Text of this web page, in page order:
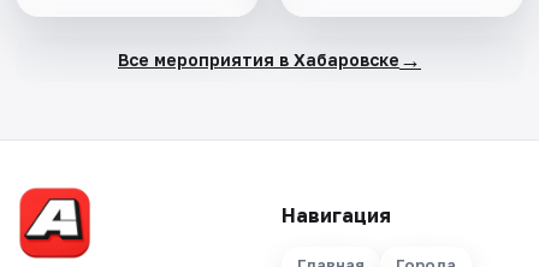
Все мероприятия в Хабаровске →
Навигация